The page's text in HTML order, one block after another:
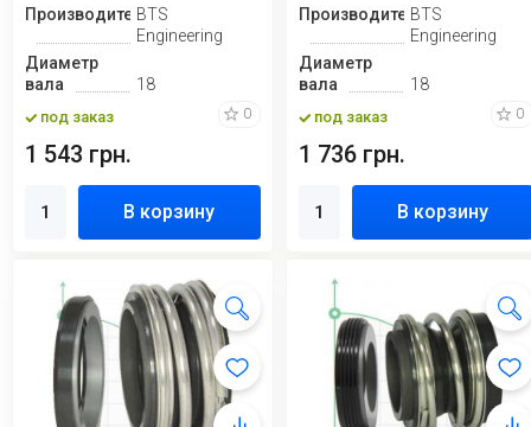
ПроизводительBTS
Engineering
Диаметр
вала
18
под заказ 0
1 543 грн.
В корзину
ПроизводительBTS
Engineering
Диаметр
вала
18
под заказ 0
1 736 грн.
В корзину